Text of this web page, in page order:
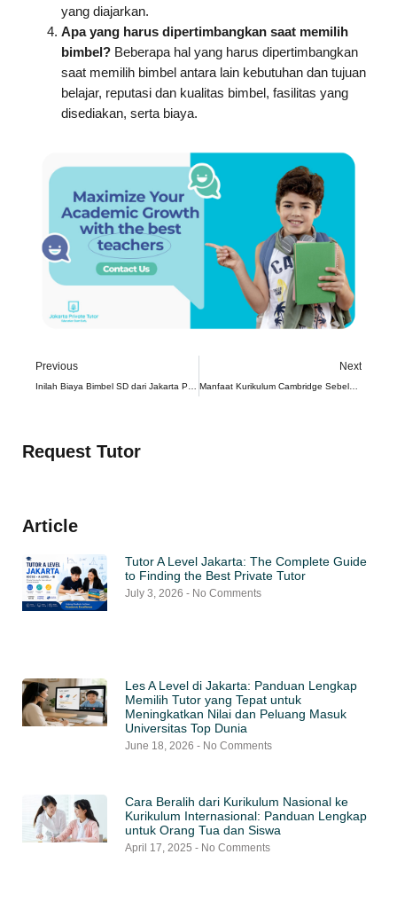
yang diajarkan.
Apa yang harus dipertimbangkan saat memilih
bimbel?Beberapa hal yang harus dipertimbangkan
saat memilih bimbel antara lain kebutuhan dan tujuan
belajar, reputasi dan kualitas bimbel, fasilitas yang
disediakan, serta biaya.
Previous Next
Manfaat Kurikulum Cambridge Sebelum Kuliah di Luar Negeri
Request Tutor
Article
Tutor A Level Jakarta: The Complete Guide
to Finding the Best Private Tutor
July 3, 2026 No Comments
Les A Level di Jakarta: Panduan Lengkap
Memilih Tutor yang Tepat untuk
Meningkatkan Nilai dan Peluang Masuk
Universitas Top Dunia
June 18, 2026 No Comments
Cara Beralih dari Kurikulum Nasional ke
Kurikulum Internasional: Panduan Lengkap
untuk Orang Tua dan Siswa
April 17, 2025 No Comments